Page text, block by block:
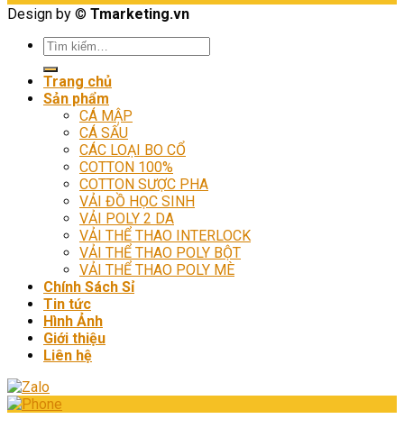
Design by © Tmarketing.vn
Tìm
kiếm:
Trang chủ
Sản phẩm
CÁ MẬP
CÁ SẤU
CÁC LOẠI BO CỔ
COTTON 100%
COTTON SƯỢC PHA
VẢI ĐỒ HỌC SINH
VẢI POLY 2 DA
VẢI THỂ THAO INTERLOCK
VẢI THỂ THAO POLY BỘT
VẢI THỂ THAO POLY MÈ
Chính Sách Sỉ
Tin tức
Hình Ảnh
Giới thiệu
Liên hệ